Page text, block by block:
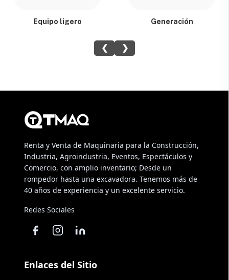
Equipo ligero Generación
❮ ❯
Renta y Venta de Maquinaria para la Construcción,
Industria, Agroindustria, Eventos, Espectáculos y
Comercio, con amplio inventario; Desde un
rompedor hasta una excavadora. Tenemos más de
40 años de experiencia y un excelente servicio.
Redes Sociales
Enlaces del Sitio